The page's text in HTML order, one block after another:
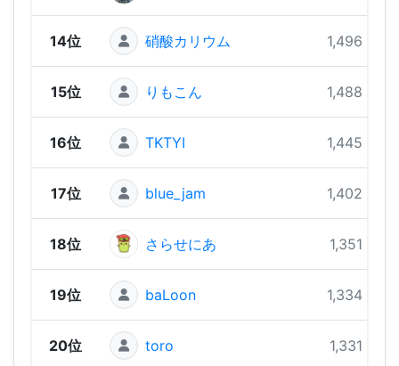
14位 硝酸カリウム 1,496 pts
15位 りもこん 1,488 pts
16位 TKTYI 1,445 pts
17位 blue_jam 1,402 pts
18位 さらせにあ 1,351 pts
19位 baLoon 1,334 pts
20位 toro 1,331 pts